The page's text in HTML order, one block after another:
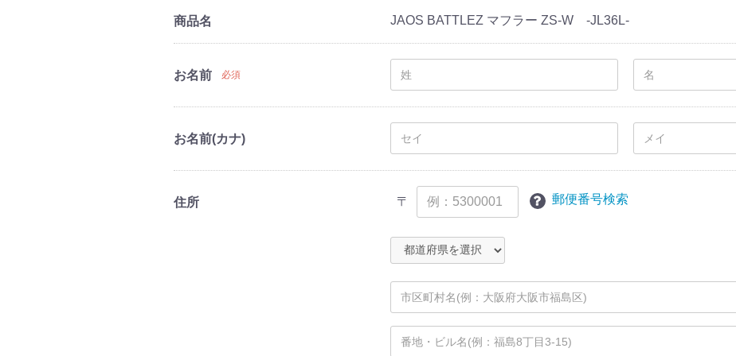
商品名 JAOS BATTLEZ マフラー ZS-W -JL36L-
お名前 必須
お名前(カナ)
住所 〒 郵便番号検索